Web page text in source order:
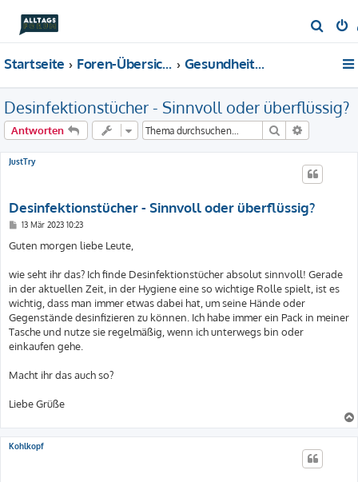
u
e
Startseite Foren-Übersicht Gesundheit & Beauty
Desinfektionstücher - Sinnvoll oder überflüssig?
Antworten Suche
JustTry
Desinfektionstücher - Sinnvoll oder überflüssig?
B
i
t
a
g
13 Mär 2023 10:23
Guten morgen liebe Leute,
wie seht ihr das? Ich finde Desinfektionstücher absolut sinnvoll! Gerade
in der aktuellen Zeit, in der Hygiene eine so wichtige Rolle spielt, ist es
wichtig, dass man immer etwas dabei hat, um seine Hände oder
Gegenstände desinfizieren zu können. Ich habe immer ein Pack in meiner
Tasche und nutze sie regelmäßig, wenn ich unterwegs bin oder
einkaufen gehe.
Macht ihr das auch so?
Liebe Grüße
Kohlkopf